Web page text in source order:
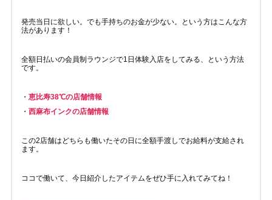
発売当日に欲しい。でも手持ちのお金が少ない。という方はこんな方
法があります！
全額日払いの会員制ラウンジで1日体験入店をしてみる、という方法
です。
・ 恵比寿38℃の店舗情報
・ 西麻布インクの店舗情報
この2店舗はどちらも働いたその日に全額手渡しでお給料が支給され
ます。
ココで働いて、今日紹介したアイテムをぜひ手に入れてみてね！